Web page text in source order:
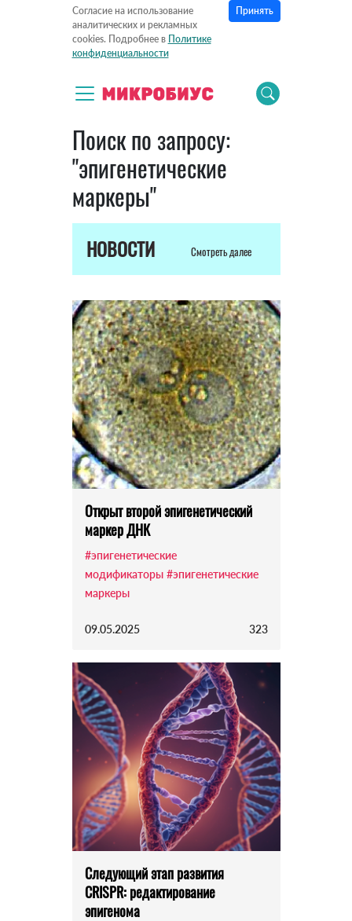
Согласие на использование
аналитических и рекламных
cookies. Подробнее в Политике
конфиденциальности
Принять
Поиск по запросу:
"эпигенетические
маркеры"
НОВОСТИ Смотреть далее
Открыт второй эпигенетический
маркер ДНК
#эпигенетические
модификаторы #эпигенетические
маркеры
09.05.2025 323
Следующий этап развития
CRISPR: редактирование
эпигенома